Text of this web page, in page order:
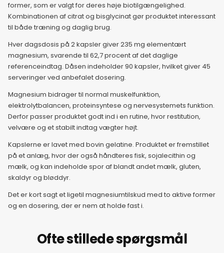
11. juni 2026
12. juni 2026
13. juni 2026
14. juni 2026
16. juni 2026
17. juni 2026
former, som er valgt for deres høje biotilgængelighed.
Kombinationen af citrat og bisglycinat gør produktet interessant
til både træning og daglig brug.
Hver dagsdosis på 2 kapsler giver 235 mg elementært
magnesium, svarende til 62,7 procent af det daglige
referenceindtag. Dåsen indeholder 90 kapsler, hvilket giver 45
serveringer ved anbefalet dosering.
Magnesium bidrager til normal muskelfunktion,
elektrolytbalancen, proteinsyntese og nervesystemets funktion.
Derfor passer produktet godt ind i en rutine, hvor restitution,
velvære og et stabilt indtag vægter højt.
Kapslerne er lavet med bovin gelatine. Produktet er fremstillet
på et anlæg, hvor der også håndteres fisk, sojalecithin og
mælk, og kan indeholde spor af blandt andet mælk, gluten,
skaldyr og bløddyr.
Det er kort sagt et ligetil magnesiumtilskud med to aktive former
og en dosering, der er nem at holde fast i.
Ofte stillede spørgsmål